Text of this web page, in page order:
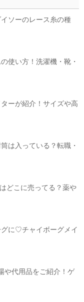
ソーのレース糸の種
使い方！洗濯機・靴・
ーが紹介！サイズや高
は入っている？転職・
どこに売ってる？薬や
に♡チャイボーグメイ
や代用品をご紹介！ゲ